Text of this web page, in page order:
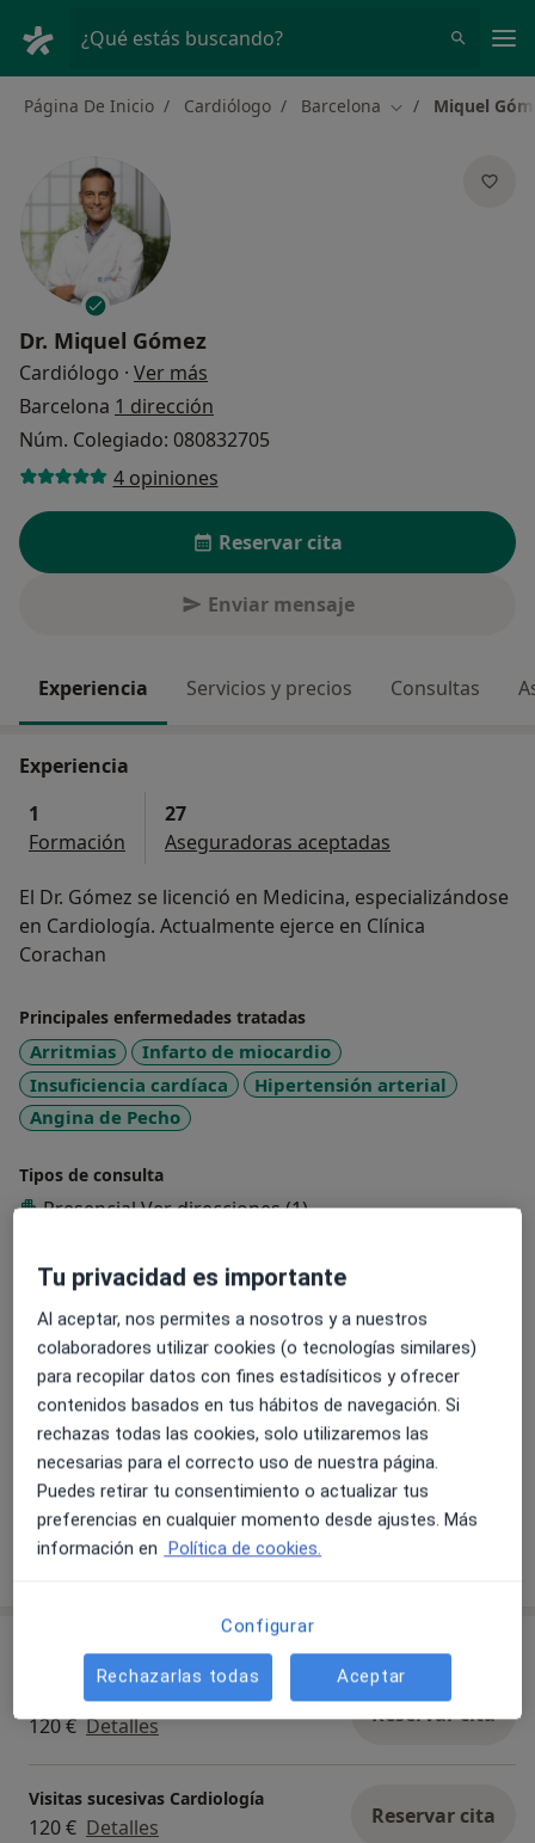
¿Qué estás buscando?
Página De Inicio Cardiólogo Barcelona Cambiar de
Miquel
Dr. Miquel Gómez
Cardiólogo · Ver más
Barcelona 1 dirección
Núm. Colegiado: 080832705
4 opiniones
Reservar cita
Enviar mensaje
Experiencia Servicios y precios Consultas
Experiencia
1
Formación
27
Aseguradoras aceptadas
El Dr. Gómez se licenció en Medicina, especializándose
en Cardiología. Actualmente ejerce en Clínica
Corachan
Principales enfermedades tratadas
Arritmias
Infarto de miocardio
Insuficiencia cardíaca
Hipertensión arterial
Angina de Pecho
Tipos de consulta
PresencialVer direcciones (1)
Ver galería (2)
Mostrar más detalles
Servicios y precios
Primera visita Cardiología
120 € Detalles Reservar cita
Visitas sucesivas Cardiología
120 € Detalles Reservar cita
Tu privacidad es importante
Al aceptar, nos permites a nosotros y a nuestros
colaboradores utilizar cookies (o tecnologías similares)
para recopilar datos con fines estadísiticos y ofrecer
contenidos basados en tus hábitos de navegación. Si
rechazas todas las cookies, solo utilizaremos las
necesarias para el correcto uso de nuestra página.
Puedes retirar tu consentimiento o actualizar tus
preferencias en cualquier momento desde ajustes. Más
información en Política de cookies.
Configurar
Rechazarlas todas Aceptar